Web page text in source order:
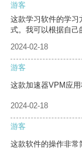
游客
这款学习软件的学习
式。我可以根据自己
2024-02-18
游客
这款加速器VPM应
2024-02-18
游客
这款软件的操作非常